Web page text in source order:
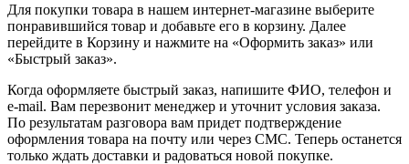
Для покупки товара в нашем интернет-магазине выберите
понравившийся товар и добавьте его в корзину. Далее
перейдите в Корзину и нажмите на «Оформить заказ» или
«Быстрый заказ».
Когда оформляете быстрый заказ, напишите ФИО, телефон и
e-mail. Вам перезвонит менеджер и уточнит условия заказа.
По результатам разговора вам придет подтверждение
оформления товара на почту или через СМС. Теперь останется
только ждать доставки и радоваться новой покупке.